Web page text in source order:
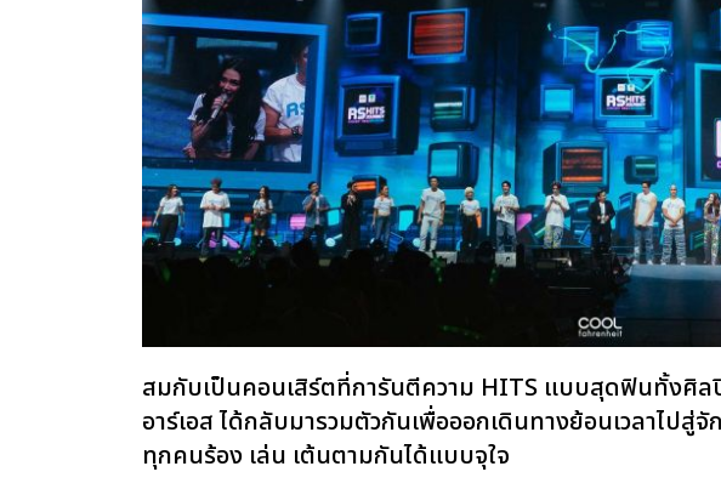
สมกับเป็นคอนเสิร์ตที่การันตีความ HITS แบบสุดฟินทั้งศิ
อาร์เอส ได้กลับมารวมตัวกันเพื่อออกเดินทางย้อนเวลาไป
ทุกคนร้อง เล่น เต้นตามกันได้แบบจุใจ